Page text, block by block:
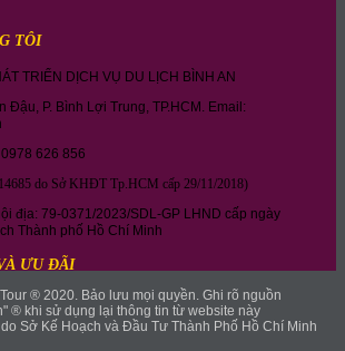
TÔI
TRIỂN DỊCH VỤ DU LỊCH BÌNH AN
Đậu, P. Bình Lợi Trung, TP.HCM. Email:
626 856
do Sở KHĐT Tp.HCM cấp 29/11/2018)
địa: 79-0371/2023/SDL-GP LHND cấp ngày
Thành phố Hồ Chí Minh
ƯU ĐÃI
® 2020. Bảo lưu mọi quyền. Ghi rõ nguồn
® khi sử dụng lại thông tin từ website này
Sở Kế Hoạch và Đầu Tư Thành Phố Hồ Chí Minh